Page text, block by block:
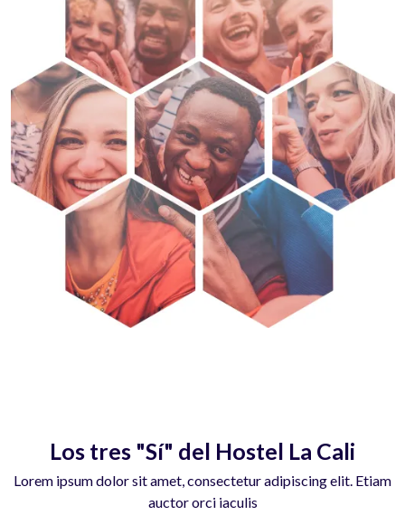
Los tres "Sí" del Hostel La Cali
Lorem ipsum dolor sit amet, consectetur adipiscing elit. Etiam
auctor orci iaculis